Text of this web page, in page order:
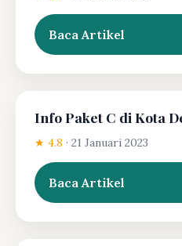
Baca Artikel
Info Paket C di Kota
★ 4.8 · 21 Januari 2023
Baca Artikel